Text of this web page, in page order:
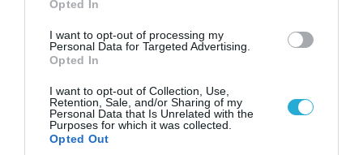
Opted In
I want to opt-out of processing my
Personal Data for Targeted Advertising.
Opted In
I want to opt-out of Collection, Use,
Retention, Sale, and/or Sharing of my
Personal Data that Is Unrelated with the
Purposes for which it was collected.
Opted Out
08.08.2026 | 14:02
Η Τουρκία πουλάει στην Ουκρανία όλο το
αμερικανικό πυραυλικό πυροβολικό της: MLRS
και ΑΤΑCMS